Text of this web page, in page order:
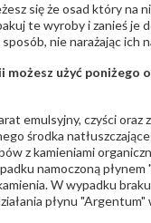
się że osad który na
te wyroby i zanieś je
nie narażając ich
możesz użyć poniżego
emulsyjny, czyści oraz
środka
z kamieniami
namoczoną
W wypadku
płynu